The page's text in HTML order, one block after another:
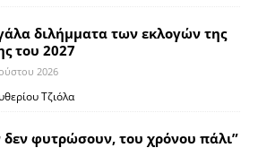
διλήμματα των εκλογών της
του 2027
2026
Τζιόλα
δεν φυτρώσουν, του χρόνου πάλι”